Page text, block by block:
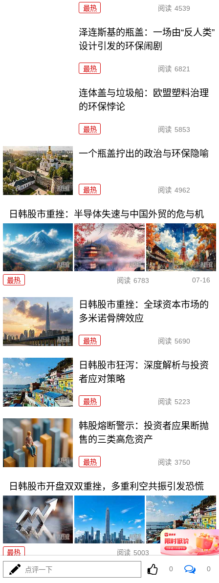
最热 阅读 4539
泽连斯基的瓶盖：一场由“反人类”
设计引发的环保闹剧
最热 阅读 6821
连体盖与垃圾船：欧盟塑料治理
的环保悖论
最热 阅读 5853
一个瓶盖拧出的政治与环保隐喻
最热 阅读 4962
日韩股市重挫：半导体失速与中国外贸的危与机
最热 阅读 6783 07-16
日韩股市重挫：全球资本市场的
多米诺骨牌效应
最热 阅读 5690
日韩股市狂泻：深度解析与投资
者应对策略
最热 阅读 5223
韩股熔断警示：投资者应果断抛
售的三类高危资产
最热 阅读 3750
日韩股市开盘双双重挫，多重利空共振引发恐慌
最热 阅读 5003 07-16
海峡交火引爆油价：全球能源市
点评一下 0 0